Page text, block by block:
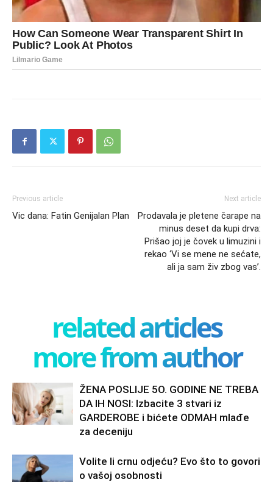
Previous article
Vic dana: Fatin Genijalan Plan
Next article
Prodavala je pletene čarape na
minus deset da kupi drva:
Prišao joj je čovek u limuzini i
rekao ‘Vi se mene ne sećate,
ali ja sam živ zbog vas’.
related articles
more from author
ŽENA POSLIJE 5O. GODINE NE TREBA
DA IH NOSI: Izbacite 3 stvari iz
GARDEROBE i bićete ODMAH mlađe
za deceniju
Volite li crnu odjeću? Evo što to govori
o vašoj osobnosti